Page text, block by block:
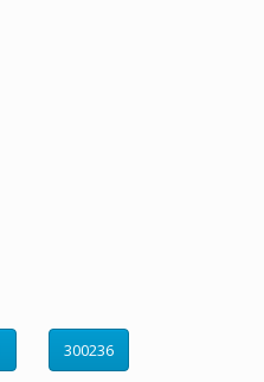
300236